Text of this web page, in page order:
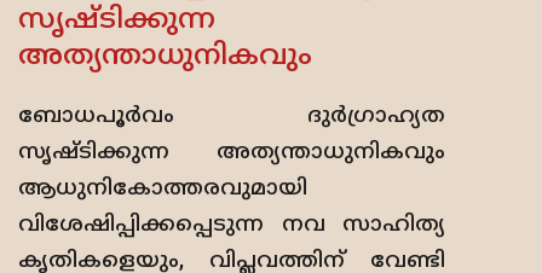
സൃഷ്ടിക്കുന്ന
അത്യന്താധുനികവും
ബോധപൂർവം ദുർഗ്രാഹ്യത
സൃഷ്ടിക്കുന്ന അത്യന്താധുനികവും
ആധുനികോത്തരവുമായി
വിശേഷിപ്പിക്കപ്പെടുന്ന നവ സാഹിത്യ
കൃതികളെയും, വിപ്ലവത്തിന് വേണ്ടി